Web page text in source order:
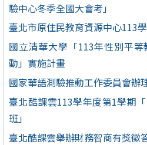
驗中心冬季全國大會考」
臺北市原住民教育資源中心113
國立清華大學「113年性別平
動」實施計畫
國家華語測驗推動工作委員會辦
臺北酷課雲113學年度第1學期
班」
臺北酷課雲舉辦財務智商有獎徵